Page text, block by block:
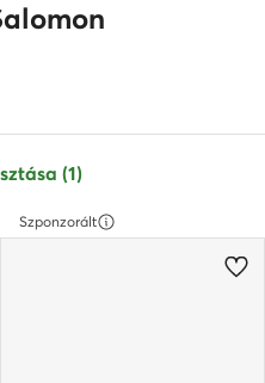
(1)
Szponzorált